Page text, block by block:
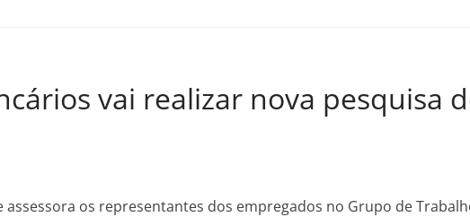
vai realizar nova pesquisa
os representantes dos empregados no Grupo de